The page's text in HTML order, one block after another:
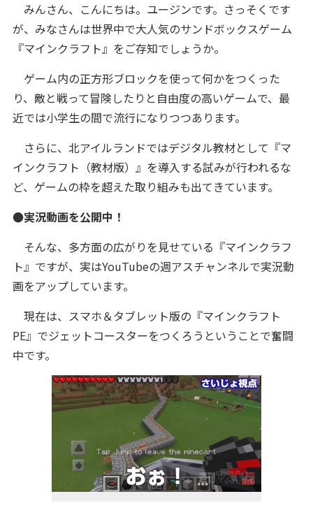
みんさん、こんにちは。ユージンです。さっそくです
が、みなさんは世界中で大人気のサンドボックスゲーム
『マインクラフト』をご存知でしょうか。
ゲーム内の正方形ブロックを使って何かをつくった
り、敵と戦って冒険したりと自由度の高いゲームで、最
近では小学生の間で流行になりつつあります。
さらに、北アイルランドではデジタル教材として『マ
インクラフト（教材版）』を導入する試みが行われるな
ど、ゲームの枠を超えた取り組みも出てきています。
●実況動画を公開中！
そんな、多方面の広がりを見せている『マインクラフ
ト』ですが、実はYouTubeの週アスチャンネルで実況動
画をアップしています。
現在は、スマホ＆タブレット版の『マインクラフト
PE』でジェットコースターをつくろうということで奮闘
中です。